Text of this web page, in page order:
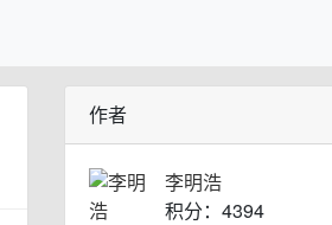
作者
李明浩
积分：4394